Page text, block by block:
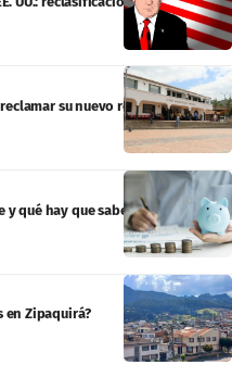
su nuevo recibo de
qué hay que saber sobre los
en Zipaquirá?